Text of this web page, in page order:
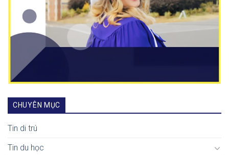
CHUYÊN MỤC
Tin di trú
Tin du học